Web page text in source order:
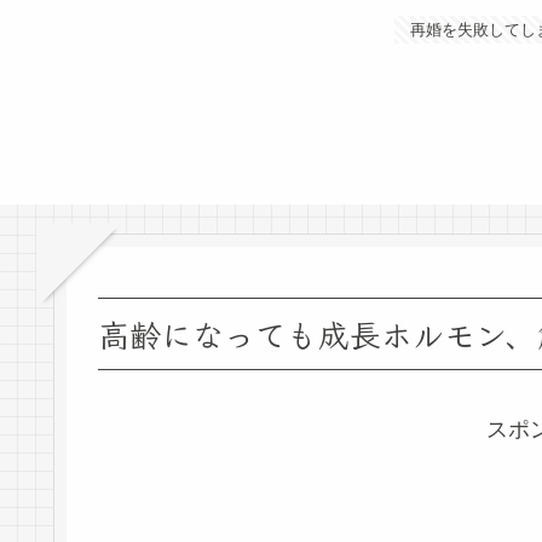
再婚を失敗してし
高齢になっても成長ホルモン
スポ